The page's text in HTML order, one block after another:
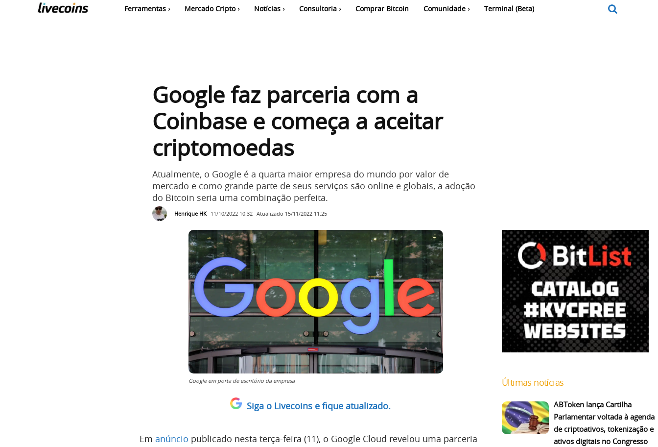
Ferramentas Mercado Cripto Notícias Consultoria Comprar Bitcoin Comunidade Terminal (Beta)
Google faz parceria com a
Coinbase e começa a aceitar
criptomoedas
Atualmente, o Google é a quarta maior empresa do mundo por valor de
mercado e como grande parte de seus serviços são online e globais, a adoção
do Bitcoin seria uma combinação perfeita.
Henrique HK 11/10/2022 10:32 Atualizado 15/11/2022 11:25
Google em porta de escritório da empresa
Siga o Livecoins e fique atualizado.
Em anúncio publicado nesta terça-feira (11), o Google Cloud revelou uma parceria
Últimas notícias
ABToken lança Cartilha
Parlamentar voltada à agenda
de criptoativos, tokenização e
ativos digitais no Congresso